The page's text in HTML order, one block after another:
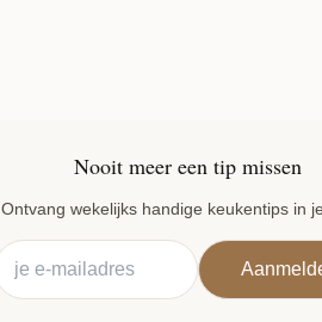
Nooit meer een tip missen
Ontvang wekelijks handige keukentips in